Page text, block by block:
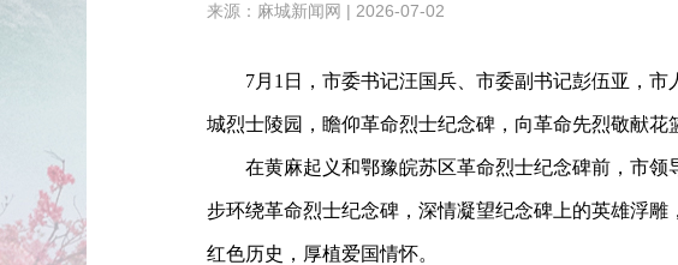
来源：麻城新闻网 | 2026-07-02
7月1日，市委书记汪国兵、市委副书记彭伍亚，
城烈士陵园，瞻仰革命烈士纪念碑，向革命先烈敬献
在黄麻起义和鄂豫皖苏区革命烈士纪念碑前，市
步环绕革命烈士纪念碑，深情凝望纪念碑上的英雄浮
红色历史，厚植爱国情怀。